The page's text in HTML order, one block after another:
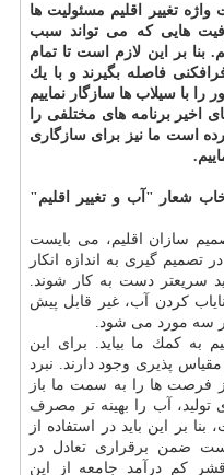
تغییر اقلیم مسئولیت ها
هایی كه می تواند سبب
بنا بر این لازم است تا تمام
فاصله بگیرند و با یك
با سیلاب ها سازگار نماییم
برنامه های مختلفی را
است ما نیز برای سازگاری
شعار "آب و تغییر اقلیم"
سازان اقلیم، می بایست
تصمیم گیری به اندازه انكار
سریعتر دست به كار شوند.
كردن آب، غیر قابل پیش
سه مورد می شود.
به كمك ما بیاید. برای این
مقیاس پذیری وجود دارند. نبرد
فرصت ها را به سمت ما باز
آب را بهینه تر مصرف
بر این باید در استفاده از
ضمن برقراری تعادل در
كم درآمد جامعه از این